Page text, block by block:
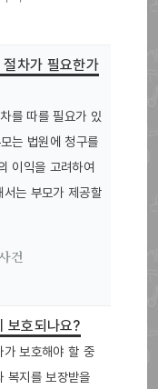
차가 필요한가
를 따를 필요가 있
는 법원에 청구를
이익을 고려하여
는 부모가 제공할
건
보호되나요?
가 보호해야 할 중
복지를 보장받을